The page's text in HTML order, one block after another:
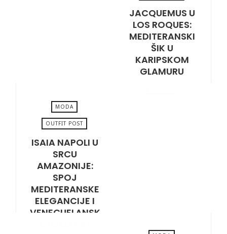
JACQUEMUS U
LOS ROQUES:
MEDITERANSKI
ŠIK U
KARIPSKOM
GLAMURU
MODA
OUTFIT POST
ISAIA NAPOLI U
SRCU
AMAZONIJE:
SPOJ
MEDITERANSKE
ELEGANCIJE I
VENECUELANSK